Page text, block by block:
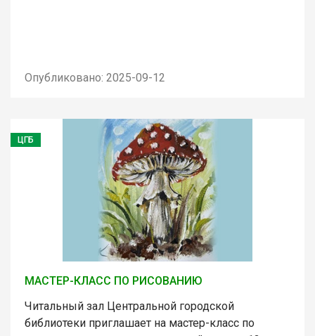
Опубликовано: 2025-09-12
ЦГБ
МАСТЕР-КЛАСС ПО РИСОВАНИЮ
Читальный зал Центральной городской
библиотеки приглашает на мастер-класс по